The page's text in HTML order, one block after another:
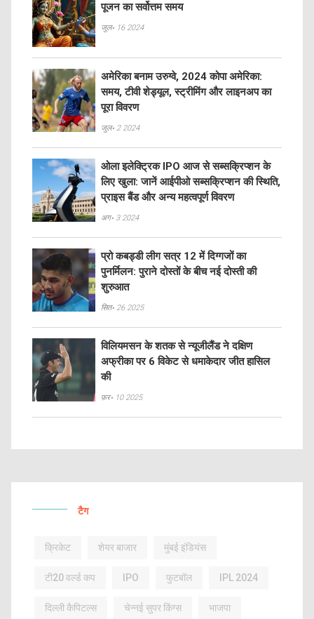
पूजन का सर्वोत्तम समय
जुल॰ 16 2024
अमेरिका बनाम उरुग्वे, 2024 कोपा अमेरिका:
समय, टीवी शेड्यूल, स्ट्रीमिंग और लाइनअप का
पूरा विवरण
जुल॰ 2 2024
ओला इलेक्ट्रिक IPO आज से सब्सक्रिप्शन के
लिए खुला: जानें आईपीओ सब्सक्रिप्शन की स्थिति,
प्राइस बैंड और अन्य महत्वपूर्ण विवरण
अग॰ 3 2024
प्रो कबड्डी लीग सत्र 12 में दिग्गजों का
पुनर्मिलन: पुराने दोस्तों के बीच नई दोस्ती की
शुरुआत
सित॰ 26 2025
विलियमसन के शतक से न्यूजीलैंड ने दक्षिण
अफ्रीका पर 6 विकेट से धमाकेदार जीत हासिल
की
फ़र॰ 10 2025
टैग
क्रिकेट शेयर बाजार मुंबई इंडियंस
टी20 वर्ल्ड कप IPO फुटबॉल IPL 2024
दिल्ली कैपिटल्स चेन्नई सुपर किंग्स भाजपा